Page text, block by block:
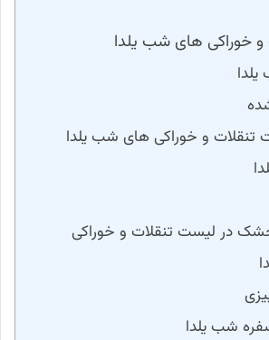
خوراکی‌ های شب یلدا
تنقلات و خوراکی‌ های شب یلدا
در لیست تنقلات و خوراکی‌
شب یلدا